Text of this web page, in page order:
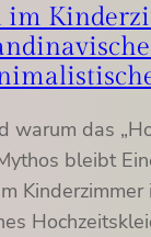
im
warum das
bleibt